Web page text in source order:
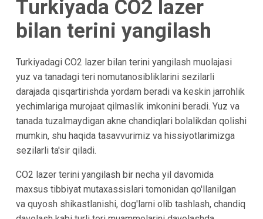
Turkiyada CO2 lazer
bilan terini yangilash
Turkiyadagi CO2 lazer bilan terini yangilash muolajasi
yuz va tanadagi teri nomutanosibliklarini sezilarli
darajada qisqartirishda yordam beradi va keskin jarrohlik
yechimlariga murojaat qilmaslik imkonini beradi. Yuz va
tanada tuzalmaydigan akne chandiqlari bolalikdan qolishi
mumkin, shu haqida tasavvurimiz va hissiyotlarimizga
sezilarli ta'sir qiladi.
CO2 lazer terini yangilash bir necha yil davomida
maxsus tibbiyat mutaxassislari tomonidan qo'llanilgan
va quyosh shikastlanishi, dog'larni olib tashlash, chandiq